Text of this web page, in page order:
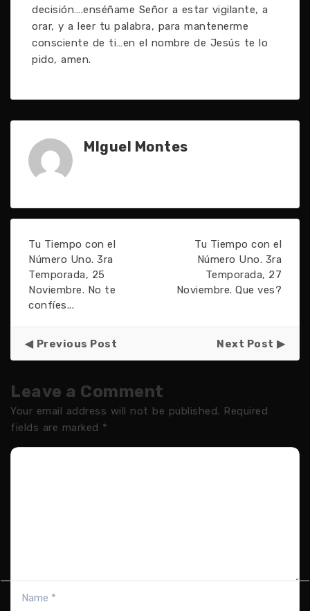
decisión….enséñame Señor a estar vigilante, a
orar, y a leer tu palabra, para mantenerme
consciente de ti…en el nombre de Jesús te lo
pido, amen.
MIguel Montes
Tu Tiempo con el
Número Uno. 3ra
Temporada, 25
Noviembre. No te
confíes...
Tu Tiempo con el
Número Uno. 3ra
Temporada, 27
Noviembre. Que ves?
Previous Post Next Post
Leave a Comment
Your email address will not be published. Required
fields are marked *